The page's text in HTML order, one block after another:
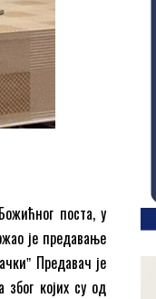
поста, у
је предaвање
Предавач је
којих су од